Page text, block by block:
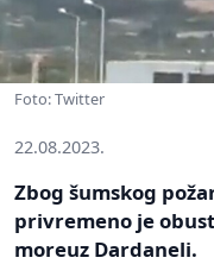
Foto: Twitter
22.08.2023.
Zbog šumskog
privremeno je
moreuz Dardaneli.